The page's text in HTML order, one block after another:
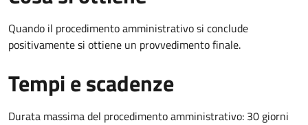
Quando il procedimento amministrativo si conclude
positivamente si ottiene un provvedimento finale.
Tempi e scadenze
Durata massima del procedimento amministrativo: 30 giorni